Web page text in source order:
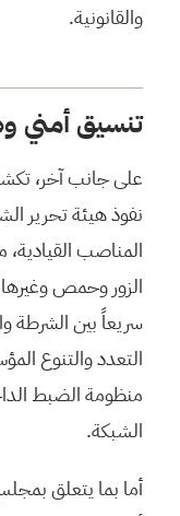
والقانونية.
تنسيق أمني
على جانب آخر،
نفوذ هيئة تحرير
المناصب
الزور وحمص
سريعاً بين
التعدد والتنوع
منظومة الضبط
الشبكة.
أما بما يتعلق